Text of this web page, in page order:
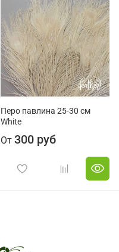
Перо павлина 25-30 см
White
От 300 руб